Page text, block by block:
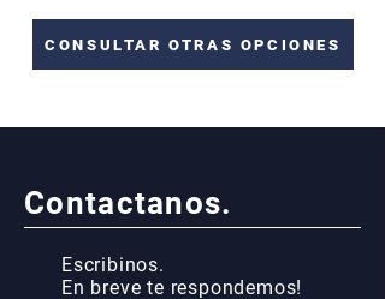
CONSULTAR OTRAS OPCIONES
Contactanos.
Escribinos.
En breve te respondemos!